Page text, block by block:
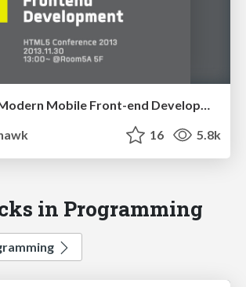
A Recipe for Modern Mobile Front-end Development
16 5.8k
in Programming